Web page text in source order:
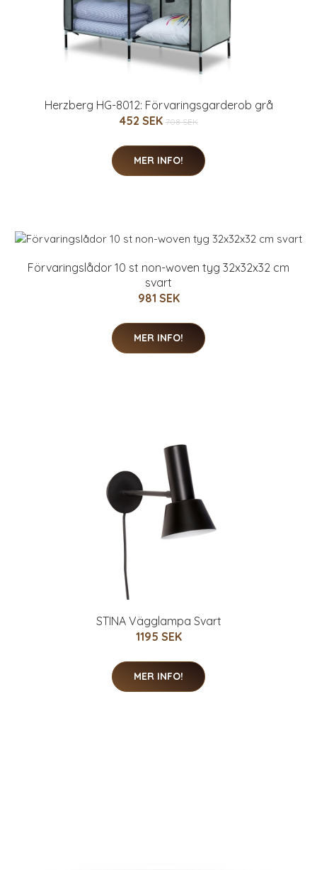
Herzberg HG-8012: Förvaringsgarderob grå
452 SEK 708 SEK
MER INFO!
Förvaringslådor 10 st non-woven tyg 32x32x32 cm
svart
981 SEK
MER INFO!
STINA Vägglampa Svart
1195 SEK
MER INFO!